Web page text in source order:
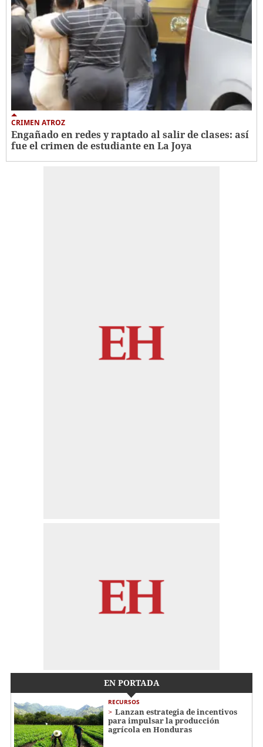
CRIMEN ATROZ
Engañado en redes y raptado al salir de clases: así
fue el crimen de estudiante en La Joya
EN PORTADA
RECURSOS
Lanzan estrategia de incentivos
para impulsar la producción
agrícola en Honduras